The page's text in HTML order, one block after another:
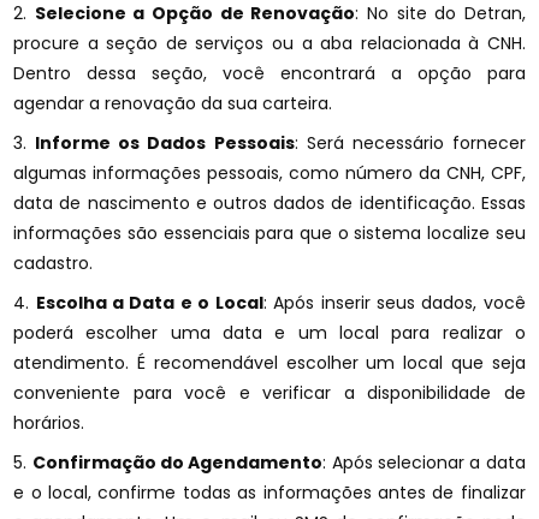
2. Selecione a Opção de Renovação: No site do Detran,
procure a seção de serviços ou a aba relacionada à CNH.
Dentro dessa seção, você encontrará a opção para
agendar a renovação da sua carteira.
3. Informe os Dados Pessoais: Será necessário fornecer
algumas informações pessoais, como número da CNH, CPF,
data de nascimento e outros dados de identificação. Essas
informações são essenciais para que o sistema localize seu
cadastro.
4. Escolha a Data e o Local: Após inserir seus dados, você
poderá escolher uma data e um local para realizar o
atendimento. É recomendável escolher um local que seja
conveniente para você e verificar a disponibilidade de
horários.
5. Confirmação do Agendamento: Após selecionar a data
e o local, confirme todas as informações antes de finalizar